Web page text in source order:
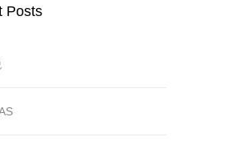
Posts